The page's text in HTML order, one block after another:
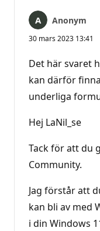
Anonym
30 mars 2023 13:41
Det här svaret
kan därför
underliga
Hej LaNil_se
Tack för att du
Community.
Jag förstår att
kan bli av med
i din Windows